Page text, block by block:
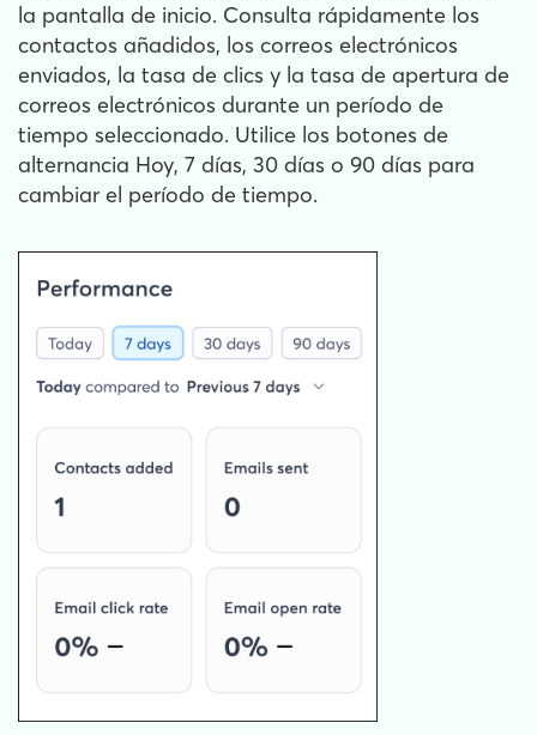
la pantalla de inicio. Consulta rápidamente los
contactos añadidos, los correos electrónicos
enviados, la tasa de clics y la tasa de apertura de
correos electrónicos durante un período de
tiempo seleccionado. Utilice los botones de
alternancia Hoy, 7 días, 30 días o 90 días para
cambiar el período de tiempo.